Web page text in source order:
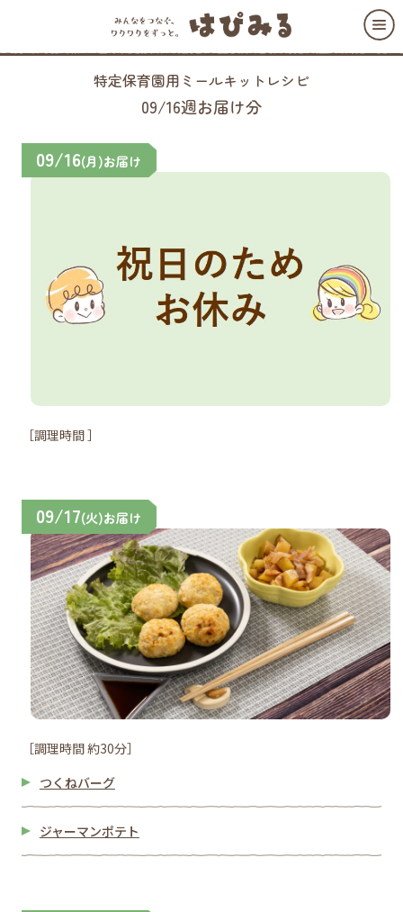
特定保育園用ミールキットレシピ
09/16週お届け分
09/16(月)お届け
［調理時間 ］
09/17(火)お届け
［調理時間 約30分］
つくねバーグ
ジャーマンポテト